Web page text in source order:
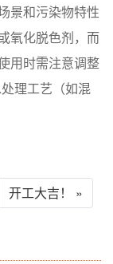
景和污染物特性
氧化脱色剂，而
用时需注意调整
理工艺（如混
开工大吉！ »